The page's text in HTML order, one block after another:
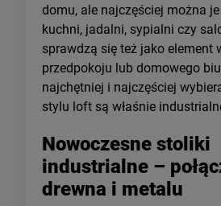
domu, ale najczęściej można
kuchni, jadalni, sypialni czy
sprawdzą się też jako element
przedpokoju lub domowego
najchętniej i najczęściej
stylu loft są właśnie
Nowoczesne stoliki
industrialne –
drewna i metalu